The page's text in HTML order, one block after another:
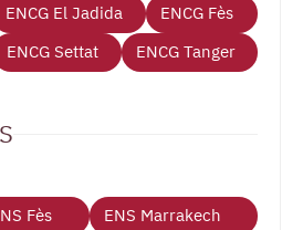
ENCG El Jadida
ENCG Fès
ENCG Settat ENCG Tanger
Fès
ENS Marrakech